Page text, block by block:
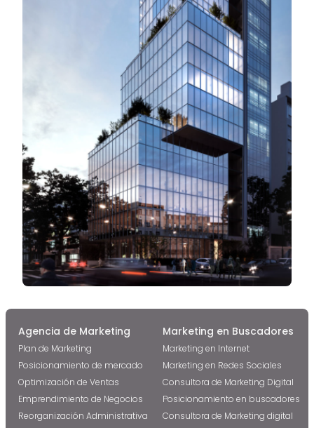
Agencia de Marketing
Plan de Marketing
Posicionamiento de mercado
Optimización de Ventas
Emprendimiento de Negocios
Reorganización Administrativa
Marketing en Buscadores
Marketing en Internet
Marketing en Redes Sociales
Consultora de Marketing Digital
Posicionamiento en buscadores
Consultora de Marketing digital